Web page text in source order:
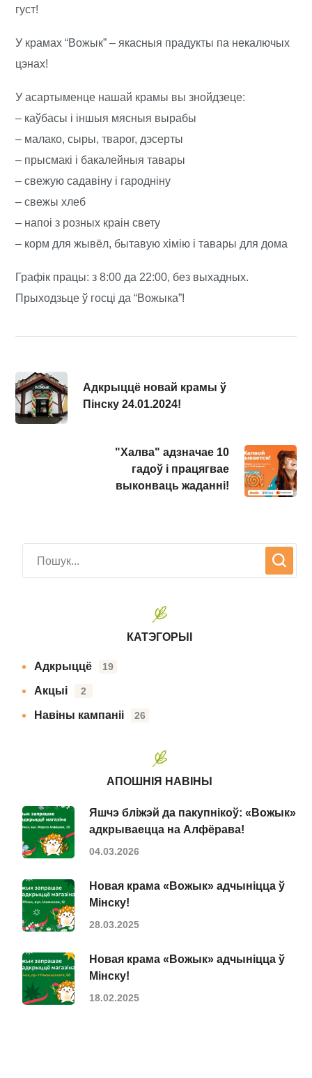
густ!
У крамах “Вожык” – якасныя прадукты па некалючых
цэнах!
У асартыменце нашай крамы вы знойдзеце:
– каўбасы і іншыя мясныя вырабы
– малако, сыры, тварог, дэсерты
– прысмакі і бакалейныя тавары
– свежую садавіну і гародніну
– свежы хлеб
– напоі з розных краін свету
– корм для жывёл, бытавую хімію і тавары для дома
Графік працы: з 8:00 да 22:00, без выхадных.
Прыходзьце ў госцi да “Вожыка”!
Адкрыццё новай крамы ў
Пiнску 24.01.2024!
"Халва" адзначае 10
гадоў і працягвае
выконваць жаданні!
КАТЭГОРЫІ
Адкрыццё 19
Акцыі 2
Навіны кампаніі 26
АПОШНІЯ НАВІНЫ
Яшчэ бліжэй да пакупнікоў: «Вожык»
адкрываецца на Алфёрава!
04.03.2026
Новая крама «Вожык» адчыніцца ў
Мінску!
28.03.2025
Новая крама «Вожык» адчыніцца ў
Мінску!
18.02.2025